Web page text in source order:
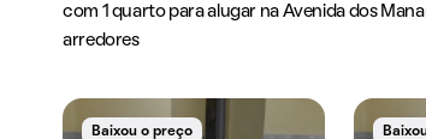
com 1 quarto para alugar na Avenida dos
arredores
Baixou o preço